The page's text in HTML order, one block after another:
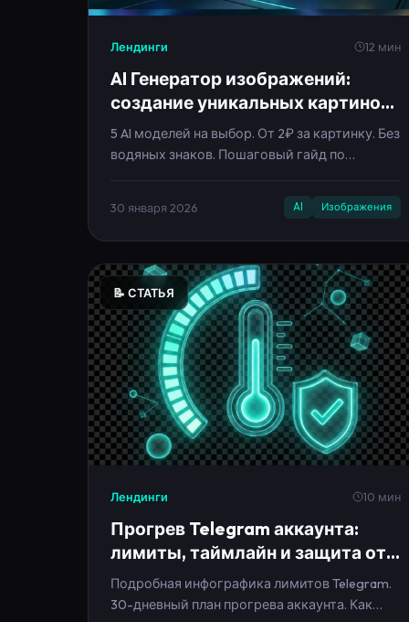
создание уникальных картинок
нейросетью
5 AI моделей на выбор. От 2₽ за картинку. Без
водяных знаков. Пошаговый гайд по
генерации.
30 января 2026 AI Изображения
📝 СТАТЬЯ
Лендинги 10 мин
лимиты, таймлайн и защита от
бана
Подробная инфографика лимитов Telegram.
30-дневный план прогрева аккаунта. Как
избежать блокировки.
30 января 2026 Telegram Прогрев